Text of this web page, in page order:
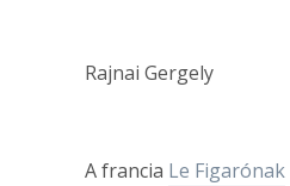
Rajnai Gergely
A francia Le Figarónak